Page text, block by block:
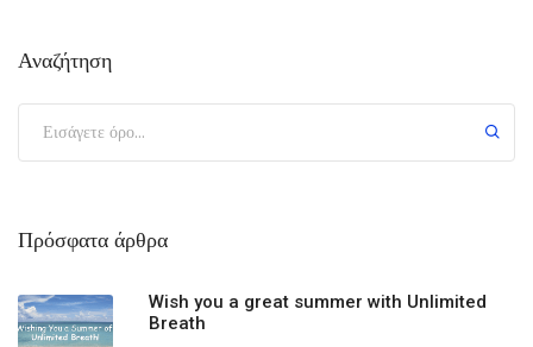
Αναζήτηση
Πρόσφατα άρθρα
Wish you a great summer with Unlimited
Breath